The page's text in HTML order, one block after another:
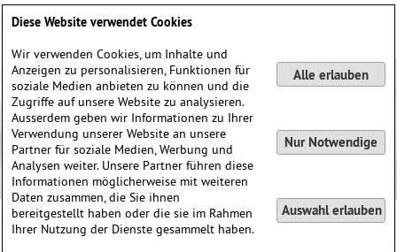
Diese Website verwendet Cookies
Wir verwenden Cookies, um Inhalte und
Anzeigen zu personalisieren, Funktionen für
soziale Medien anbieten zu können und die
Zugriffe auf unsere Website zu analysieren.
Ausserdem geben wir Informationen zu Ihrer
Verwendung unserer Website an unsere
Partner für soziale Medien, Werbung und
Analysen weiter. Unsere Partner führen diese
Informationen möglicherweise mit weiteren
Daten zusammen, die Sie ihnen
bereitgestellt haben oder die sie im Rahmen
Ihrer Nutzung der Dienste gesammelt haben.
Alle erlauben
Nur Notwendige
Auswahl erlauben